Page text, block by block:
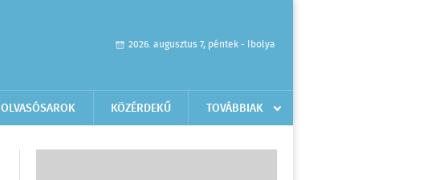
2026. augusztus 7, péntek - Ibolya
OLVASÓSAROK KÖZÉRDEKŰ TOVÁBBIAK